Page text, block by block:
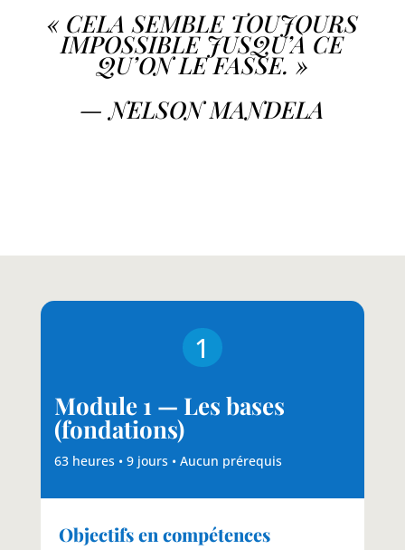
« CELA SEMBLE TOUJOURS
IMPOSSIBLE JUSQU’À CE
QU’ON LE FASSE. »
— NELSON MANDELA
1
Module 1 — Les bases
(fondations)
63 heures • 9 jours • Aucun prérequis
Objectifs en compétences